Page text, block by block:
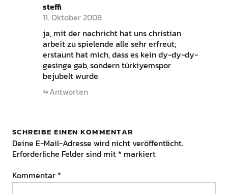
steffi
11. Oktober 2008
ja, mit der nachricht hat uns christian
arbeit zu spielende alle sehr erfreut;
erstaunt hat mich, dass es kein dy-dy-dy-
gesinge gab, sondern türkiyemspor
bejubelt wurde.
Antworten
SCHREIBE EINEN KOMMENTAR
Deine E-Mail-Adresse wird nicht veröffentlicht.
Erforderliche Felder sind mit * markiert
Kommentar *